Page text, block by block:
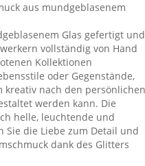
aus mundgeblasenem
Glas gefertigt und
vollständig von Hand
Kollektionen
oder Gegenstände,
kreativ nach den persönlichen
werden kann. Die
helle, leuchtende und
Sie die Liebe zum Detail und
dank des Glitters